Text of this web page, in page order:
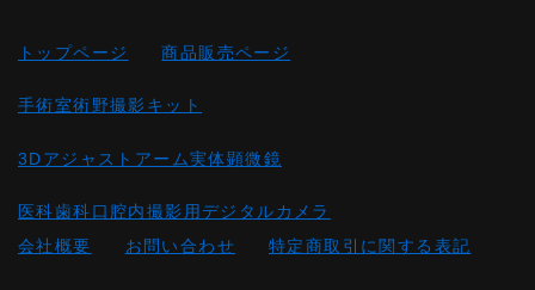
トップページ 商品販売ページ
手術室術野撮影キット
3Dアジャストアーム実体顕微鏡
医科歯科口腔内撮影用デジタルカメラ
会社概要
お問い合わせ 特定商取引に関する表記